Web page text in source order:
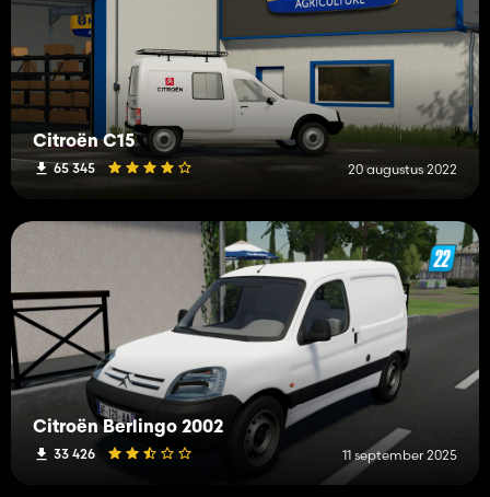
Citroën C15
65 345 20 augustus 2022
Citroën Berlingo 2002
33 426 11 september 2025